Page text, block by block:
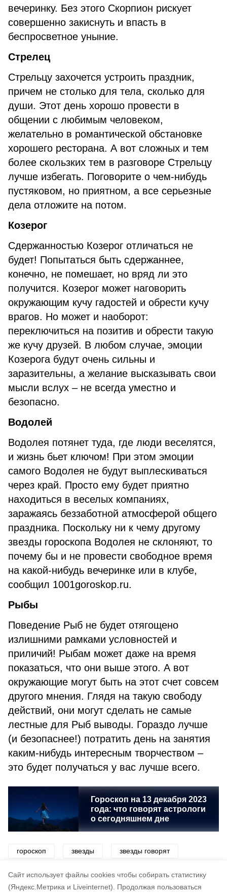
Cайт использует файлы cookies чтобы собирать статистику
(Яндекс.Метрика и Liveinternet).
Продолжая пользоваться
вечеринку. Без этого Скорпион рискует
совершенно закиснуть и впасть в
беспросветное уныние.
Стрелец
Стрельцу захочется устроить праздник,
причем не столько для тела, сколько для
души. Этот день хорошо провести в
общении с любимым человеком,
желательно в романтической обстановке
хорошего ресторана. А вот сложных и тем
более скользких тем в разговоре Стрельцу
лучше избегать. Поговорите о чем-нибудь
пустяковом, но приятном, а все серьезные
дела отложите на потом.
Козерог
Сдержанностью Козерог отличаться не
будет! Попытаться быть сдержаннее,
конечно, не помешает, но вряд ли это
получится. Козерог может наговорить
окружающим кучу гадостей и обрести кучу
врагов. Но может и наоборот:
переключиться на позитив и обрести такую
же кучу друзей. В любом случае, эмоции
Козерога будут очень сильны и
заразительны, а желание высказывать свои
мысли вслух – не всегда уместно и
безопасно.
Водолей
Водолея потянет туда, где люди веселятся,
и жизнь бьет ключом! При этом эмоции
самого Водолея не будут выплескиваться
через край. Просто ему будет приятно
находиться в веселых компаниях,
заражаясь беззаботной атмосферой общего
праздника. Поскольку ни к чему другому
звезды гороскопа Водолея не склоняют, то
почему бы и не провести свободное время
на какой-нибудь вечеринке или в клубе,
сообщил 1001goroskop.ru.
Рыбы
Поведение Рыб не будет отягощено
излишними рамками условностей и
приличий! Рыбам может даже на время
показаться, что они выше этого. А вот
окружающие могут быть на этот счет совсем
другого мнения. Глядя на такую свободу
действий, они могут сделать не самые
лестные для Рыб выводы. Гораздо лучше
(и безопаснее!) потратить день на занятия
каким-нибудь интересным творчеством –
это будет получаться у вас лучше всего.
Гороскоп на 13 декабря 2023
года: что говорят астрологи
о сегодняшнем дне
гороскоп звезды звезды говорят
знаки зодиака астрология